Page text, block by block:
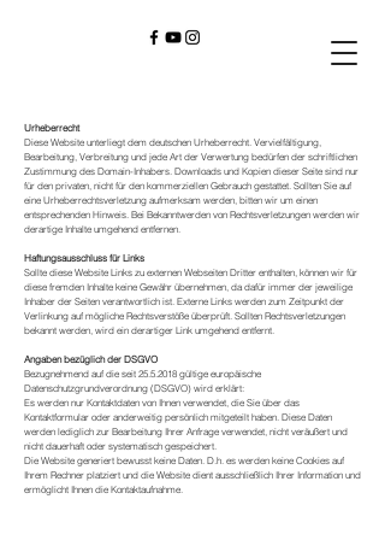
Urheberrecht
Diese Website unterliegt dem deutschen Urheberrecht. Vervielfältigung,
Bearbeitung, Verbreitung und jede Art der Verwertung bedürfen der schriftlichen
Zustimmung des Domain-Inhabers. Downloads und Kopien dieser Seite sind nur
für den privaten, nicht für den kommerziellen Gebrauch gestattet. Sollten Sie auf
eine Urheberrechtsverletzung aufmerksam werden, bitten wir um einen
entsprechenden Hinweis. Bei Bekanntwerden von Rechtsverletzungen werden wir
derartige Inhalte umgehend entfernen.
Haftungsausschluss für Links
Sollte diese Website Links zu externen Webseiten Dritter enthalten, können wir für
diese fremden Inhalte keine Gewähr übernehmen, da dafür immer der jeweilige
Inhaber der Seiten verantwortlich ist. Externe Links werden zum Zeitpunkt der
Verlinkung auf mögliche Rechtsverstöße überprüft. Sollten Rechtsverletzungen
bekannt werden, wird ein derartiger Link umgehend entfernt.
Angaben bezüglich der DSGVO
Bezugnehmend auf die seit 25.5.2018 gültige europäische
Datenschutzgrundverordnung (DSGVO) wird erklärt:
Es werden nur Kontaktdaten von Ihnen verwendet, die Sie über das
Kontaktformular oder anderweitig persönlich mitgeteilt haben. Diese Daten
werden lediglich zur Bearbeitung Ihrer Anfrage verwendet, nicht veräußert und
nicht dauerhaft oder systematisch gespeichert.
Die Website generiert bewusst keine Daten. D.h. es werden keine Cookies auf
Ihrem Rechner platziert und die Website dient ausschließlich Ihrer Information und
ermöglicht Ihnen die Kontaktaufnahme.